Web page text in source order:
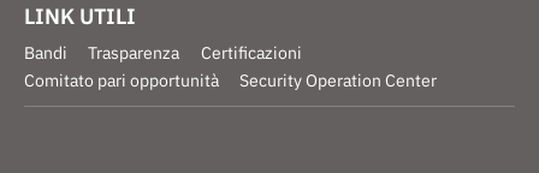
LINK UTILI
Bandi Trasparenza
Certificazioni
Comitato pari opportunità
Security Operation Center